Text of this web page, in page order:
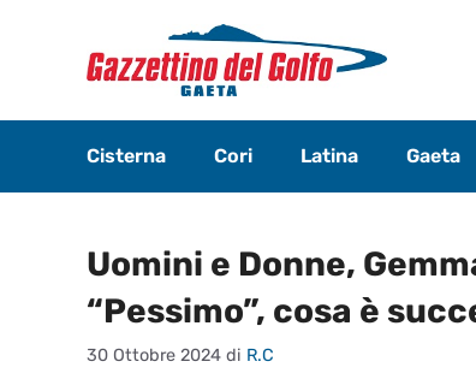
contenuto
Cisterna Cori Latina Gaeta
Uomini e Donne,
“Pessimo”, cosa è
30 Ottobre 2024 di R.C